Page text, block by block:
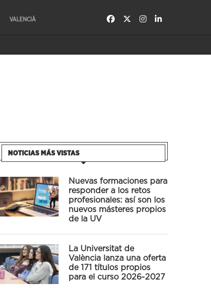
VALENCIÀ
NOTICIAS MÁS VISTAS
Nuevas formaciones para
responder a los retos
profesionales: así son los
nuevos másteres propios
de la UV
La Universitat de
València lanza una oferta
de 171 títulos propios
para el curso 2026-2027